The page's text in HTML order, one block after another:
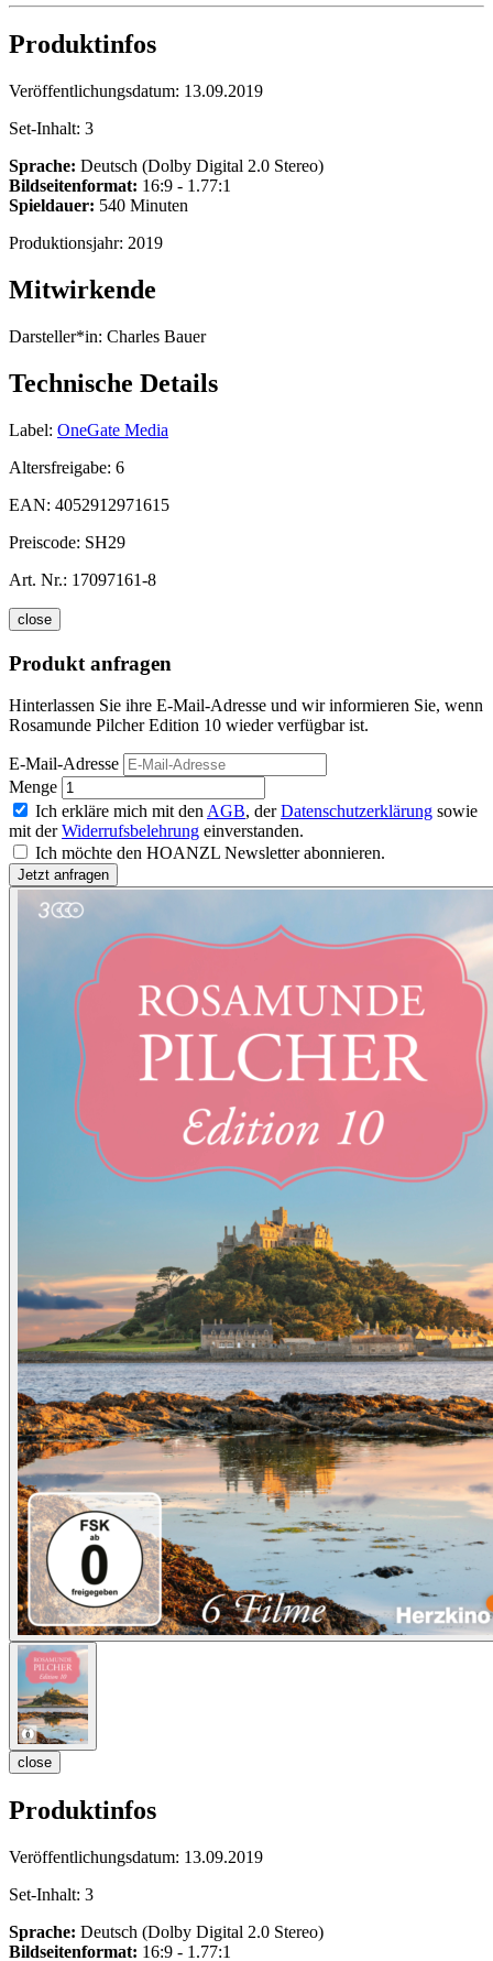
Produktinfos
Veröffentlichungsdatum: 13.09.2019
Set-Inhalt: 3
Sprache: Deutsch (Dolby Digital 2.0 Stereo)
Bildseitenformat: 16:9 - 1.77:1
Spieldauer: 540 Minuten
Produktionsjahr: 2019
Mitwirkende
Darsteller*in: Charles Bauer
Technische Details
Label: OneGate Media
Altersfreigabe: 6
EAN: 4052912971615
Preiscode: SH29
Art. Nr.: 17097161-8
close
Produkt anfragen
Hinterlassen Sie ihre E-Mail-Adresse und wir informieren Sie, wenn
Rosamunde Pilcher Edition 10 wieder verfügbar ist.
E-Mail-Adresse
Menge
Ich erkläre mich mit den AGB, derDatenschutzerklärung sowie
mit derWiderrufsbelehrung einverstanden.
Ich möchte den HOANZL Newsletter abonnieren.
close
Produktinfos
Veröffentlichungsdatum: 13.09.2019
Set-Inhalt: 3
Sprache: Deutsch (Dolby Digital 2.0 Stereo)
Bildseitenformat: 16:9 - 1.77:1